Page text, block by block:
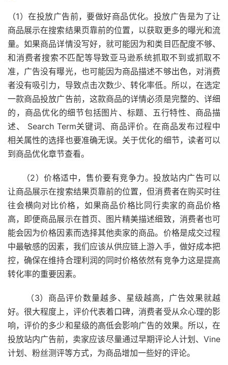
（1）在投放广告前，要做好商品优化。投放广告是为了让
商品展示在搜索结果页靠前的位置，以获取更多的曝光和流
量。如果商品详情没写好，就可能因为和类目匹配度不够、
和消费者搜索不匹配等导致亚马逊系统抓取不到或抓取不
准，广告没有曝光，也可能因为商品描述不够出色，对消费
者没有吸引力，导致点击次数少、转化率低。所以，在选定
一款商品投放广告前，这款商品的详情必须是完整的、详细
的，商品优化的细节包括图片、标题、五行特性、商品描
述、 Search Term关键词、商品评价。在商品发布过程中
相关属性的选择也要准确无误。关于优化的细节，读者可以
到商品优化章节查看。
（2）价格适中，售价要有竞争力。投放站内广告可以
让商品展示在搜索结果页靠前的位置，但消费者在购买时往
往会横向对比价格，如果商品价格比同行卖家的商品价格
高，即便商品展示在首页、图片精美描述细致，消费者也可
能会因为价格因素而选择其他卖家的商品。价格是成交过程
中最敏感的因素，我们应该从供应链上游入手，做好成本把
控，确保在维持合理利润的同时价格依然有竞争力这是提高
转化率的重要因素。
（3）商品评价数量越多、星级越高，广告效果就越
好。很大程度上，评价代表着口碑，消费者受从众心理的影
响，评价的多少和星级的高低会影响广告的效果。所以，在
投放站内广告前，卖家应该尽量通过早期评论人计划、Vine
计划、粉丝测评等方式，为商品增加一些好的评论。